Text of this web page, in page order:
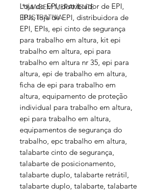
Loja do EPI, distribuidor de EPI,
EPIs, loja de EPI, distribuidora de
EPI, EPIs, epi cinto de segurança
para trabalho em altura, kit epi
trabalho em altura, epi para
trabalho em altura nr 35, epi para
altura, epi de trabalho em altura,
ficha de epi para trabalho em
altura, equipamento de proteção
individual para trabalho em altura,
epi para trabalho em altura,
equipamentos de segurança do
trabalho, epc trabalho em altura,
talabarte cinto de segurança,
talabarte de posicionamento,
talabarte duplo, talabarte retrátil,
talabarte duplo, talabarte, talabarte
*IMAGEM MERAMENTE
ILUSTRATIVA